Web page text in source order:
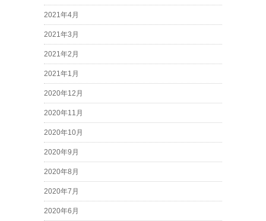
2021年4月
2021年3月
2021年2月
2021年1月
2020年12月
2020年11月
2020年10月
2020年9月
2020年8月
2020年7月
2020年6月